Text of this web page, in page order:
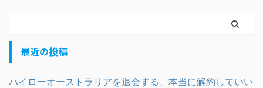
最近の投稿
ハイローオーストラリアを退会する、本当に解約していい